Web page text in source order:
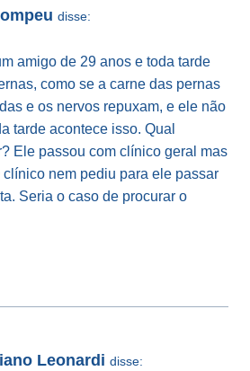
disse:
amigo de 29 anos e toda tarde
como se a carne das pernas
e os nervos repuxam, e ele não
tarde acontece isso. Qual
Ele passou com clínico geral mas
nem pediu para ele passar
Seria o caso de procurar o
Leonardi disse: